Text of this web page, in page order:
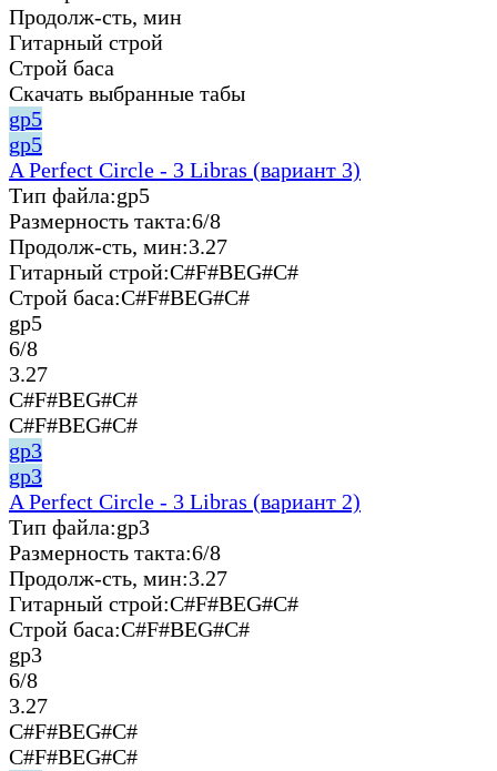
Продолж-сть, мин
Гитарный строй
Строй баса
Скачать выбранные табы
gp5
gp5
A Perfect Circle - 3 Libras (вариант 3)
Тип файла:gp5
Размерность такта:6/8
Продолж-сть, мин:3.27
Гитарный строй:C#F#BEG#C#
Строй баса:C#F#BEG#C#
gp5
6/8
3.27
C#F#BEG#C#
C#F#BEG#C#
gp3
gp3
A Perfect Circle - 3 Libras (вариант 2)
Тип файла:gp3
Размерность такта:6/8
Продолж-сть, мин:3.27
Гитарный строй:C#F#BEG#C#
Строй баса:C#F#BEG#C#
gp3
6/8
3.27
C#F#BEG#C#
C#F#BEG#C#